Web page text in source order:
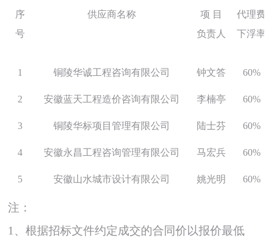
序
号
供应商名称 项 目
负责人
代理费
下浮率
1 铜陵华诚工程咨询有限公司 钟文答 60%
2 安徽蓝天工程造价咨询有限公司 李楠亭 60%
3 铜陵华标项目管理有限公司 陆士芬 60%
4 安徽永昌工程咨询管理有限公司 马宏兵 60%
5 安徽山水城市设计有限公司 姚光明 60%
注：
1、根据招标文件约定成交的合同价以报价最低